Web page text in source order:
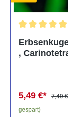
,
5,49 €* 7,49
gespart)